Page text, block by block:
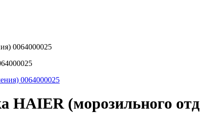
0064000025
(морозильного